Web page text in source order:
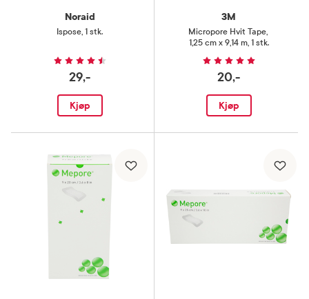
Noraid
Ispose, 1 stk.
29,-
Kjøp
3M
Micropore Hvit Tape,
1,25 cm x 9,14 m, 1 stk.
20,-
Kjøp